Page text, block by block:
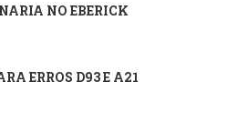
NO EBERICK
ERROS D93 E A21